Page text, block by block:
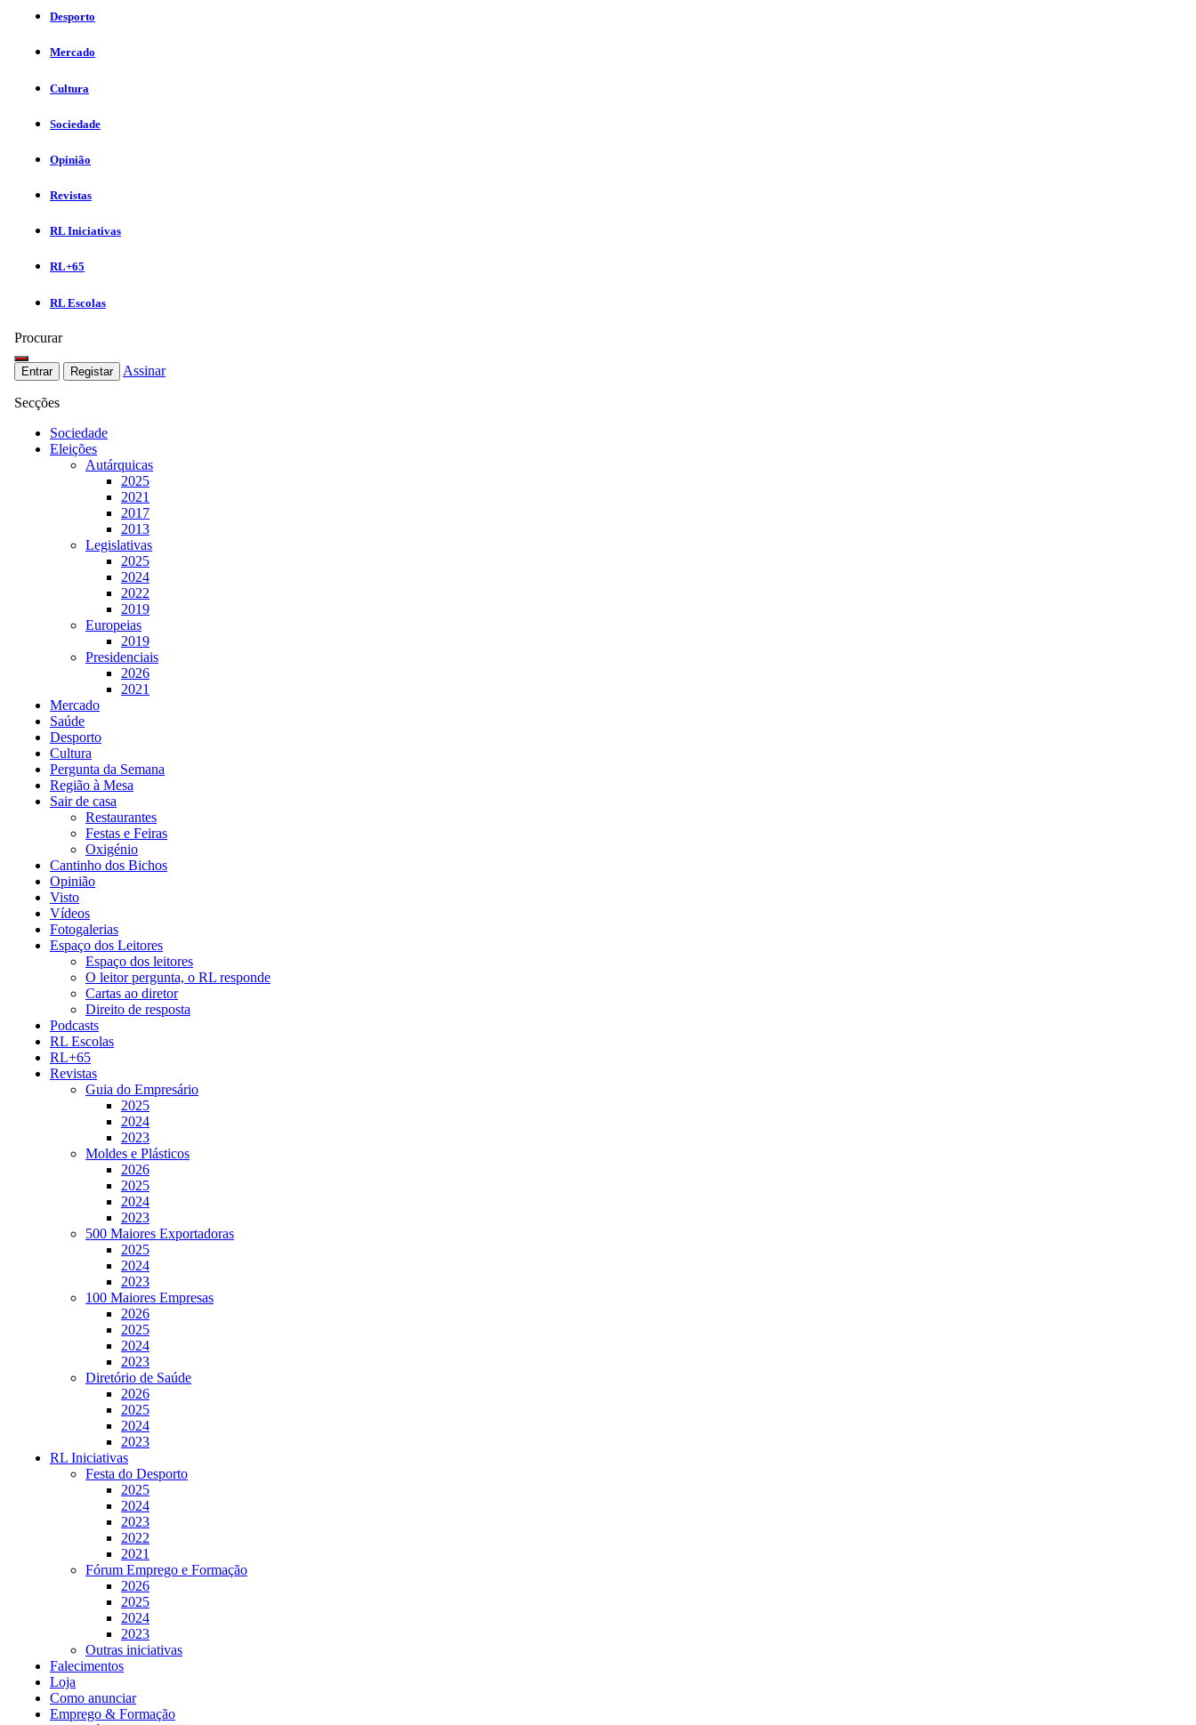
Desporto
Mercado
Cultura
Sociedade
Opinião
Revistas
RL Iniciativas
RL+65
RL Escolas
Procurar
Entrar Registar Assinar
Secções
Sociedade
Eleições
Autárquicas
2025
2021
2017
2013
Legislativas
2025
2024
2022
2019
Europeias
2019
Presidenciais
2026
2021
Mercado
Saúde
Desporto
Cultura
Pergunta da Semana
Região à Mesa
Sair de casa
Restaurantes
Festas e Feiras
Oxigénio
Cantinho dos Bichos
Opinião
Visto
Vídeos
Fotogalerias
Espaço dos Leitores
Espaço dos leitores
O leitor pergunta, o RL responde
Cartas ao diretor
Direito de resposta
Podcasts
RL Escolas
RL+65
Revistas
Guia do Empresário
2025
2024
2023
Moldes e Plásticos
2026
2025
2024
2023
500 Maiores Exportadoras
2025
2024
2023
100 Maiores Empresas
2026
2025
2024
2023
Diretório de Saúde
2026
2025
2024
2023
RL Iniciativas
Festa do Desporto
2025
2024
2023
2022
2021
Fórum Emprego e Formação
2026
2025
2024
2023
Outras iniciativas
Falecimentos
Loja
Como anunciar
Emprego & Formação